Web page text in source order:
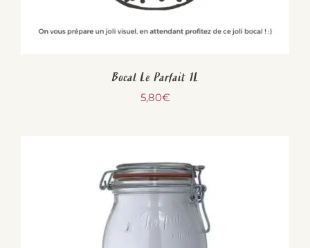
Bocal Le Parfait 1L
5,80€